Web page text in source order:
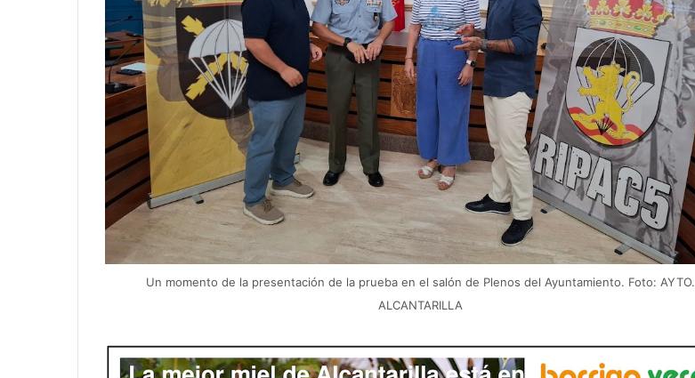
Un momento de la presentación de la prueba en el salón de Plenos del Ayuntamiento. Foto: AYTO.
ALCANTARILLA